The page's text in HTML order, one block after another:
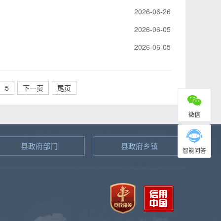
2026-06-26
2026-06-05
2026-06-05
5 下一页 尾页
微信
智能问答
县政府部门 县政府乡镇